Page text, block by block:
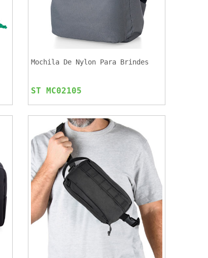
Mochila De Nylon Para Brindes
ST MC02105